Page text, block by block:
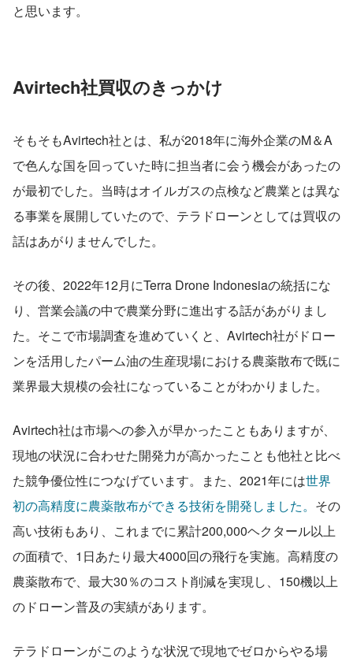
と思います。
Avirtech社買収のきっかけ
そもそもAvirtech社とは、私が2018年に海外企業のM＆A
で色んな国を回っていた時に担当者に会う機会があったの
が最初でした。当時はオイルガスの点検など農業とは異な
る事業を展開していたので、テラドローンとしては買収の
話はあがりませんでした。
その後、2022年12月にTerra Drone Indonesiaの統括にな
り、営業会議の中で農業分野に進出する話があがりまし
た。そこで市場調査を進めていくと、Avirtech社がドロー
ンを活用したパーム油の生産現場における農薬散布で既に
業界最大規模の会社になっていることがわかりました。
Avirtech社は市場への参入が早かったこともありますが、
現地の状況に合わせた開発力が高かったことも他社と比べ
た競争優位性につなげています。また、2021年には世界
初の高精度に農薬散布ができる技術を開発しました。 その
高い技術もあり、これまでに累計200,000ヘクタール以上
の面積で、1日あたり最大4000回の飛行を実施。高精度の
農薬散布で、最大30％のコスト削減を実現し、150機以上
のドローン普及の実績があります。
テラドローンがこのような状況で現地でゼロからやる場